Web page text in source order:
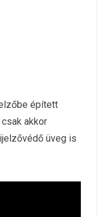
épített
akkor
üveg is